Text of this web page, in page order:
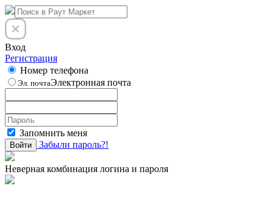
Вход
Регистрация
Номер телефона
Эл. почтаЭлектронная почта
Запомнить меня
Войти Забыли пароль?!
Неверная комбинация логина и пароля